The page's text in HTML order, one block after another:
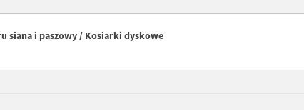
siana i paszowy / Kosiarki dyskowe